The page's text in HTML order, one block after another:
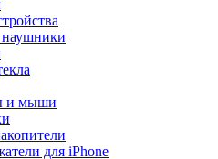
и мыши
для iPhone